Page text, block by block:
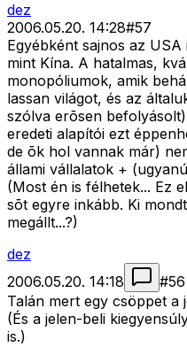
dez
2006.05.20. 14:28#57
Egyébként sajnos az
mint Kína. A hatalmas,
monopóliumok, amik
lassan világot, és az
szólva erõsen
eredeti alapítói ezt
de õk hol vannak már)
állami vállalatok +
(Most én is félhetek... Ez
sõt egyre inkább. Ki
megállt...?)
dez
2006.05.20. 14:18
#56
Talán mert egy csöppet a
(És a jelen-beli
is.)